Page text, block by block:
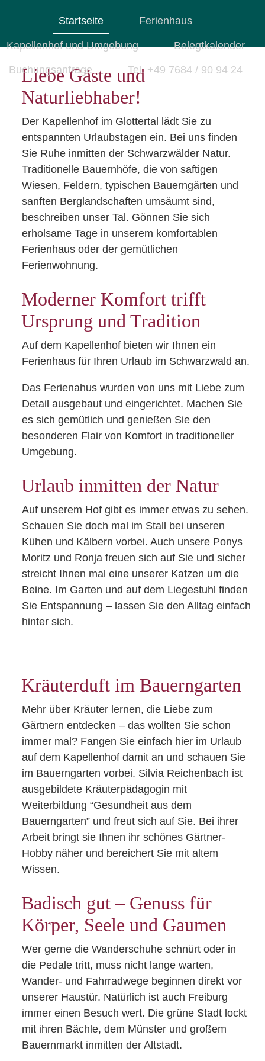
Startseite Ferienhaus
Kapellenhof und Umgebung Belegtkalender
Buchungsanfrage Tel. +49 7684 / 90 94 24
Ferien auf dem Kapellenhof
Glottertal
Liebe Gäste und
Naturliebhaber!
Der Kapellenhof im Glottertal lädt Sie zu
entspannten Urlaubstagen ein. Bei uns finden
Sie Ruhe inmitten der Schwarzwälder Natur.
Traditionelle Bauernhöfe, die von saftigen
Wiesen, Feldern, typischen Bauerngärten und
sanften Berglandschaften umsäumt sind,
beschreiben unser Tal. Gönnen Sie sich
erholsame Tage in unserem komfortablen
Ferienhaus oder der gemütlichen
Ferienwohnung.
Moderner Komfort trifft
Ursprung und Tradition
Auf dem Kapellenhof bieten wir Ihnen ein
Ferienhaus für Ihren Urlaub im Schwarzwald an.
Das Ferienahus wurden von uns mit Liebe zum
Detail ausgebaut und eingerichtet. Machen Sie
es sich gemütlich und genießen Sie den
besonderen Flair von Komfort in traditioneller
Umgebung.
Urlaub inmitten der Natur
Auf unserem Hof gibt es immer etwas zu sehen.
Schauen Sie doch mal im Stall bei unseren
Kühen und Kälbern vorbei. Auch unsere Ponys
Moritz und Ronja freuen sich auf Sie und sicher
streicht Ihnen mal eine unserer Katzen um die
Beine. Im Garten und auf dem Liegestuhl finden
Sie Entspannung – lassen Sie den Alltag einfach
hinter sich.
Kräuterduft im Bauerngarten
Mehr über Kräuter lernen, die Liebe zum
Gärtnern entdecken – das wollten Sie schon
immer mal? Fangen Sie einfach hier im Urlaub
auf dem Kapellenhof damit an und schauen Sie
im Bauerngarten vorbei. Silvia Reichenbach ist
ausgebildete Kräuterpädagogin mit
Weiterbildung “Gesundheit aus dem
Bauerngarten” und freut sich auf Sie. Bei ihrer
Arbeit bringt sie Ihnen ihr schönes Gärtner-
Hobby näher und bereichert Sie mit altem
Wissen.
Badisch gut – Genuss für
Körper, Seele und Gaumen
Wer gerne die Wanderschuhe schnürt oder in
die Pedale tritt, muss nicht lange warten,
Wander- und Fahrradwege beginnen direkt vor
unserer Haustür. Natürlich ist auch Freiburg
immer einen Besuch wert. Die grüne Stadt lockt
mit ihren Bächle, dem Münster und großem
Bauernmarkt inmitten der Altstadt.